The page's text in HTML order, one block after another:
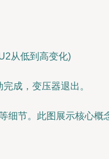
从低到高变化)
成，变压器退出。
细节。此图展示核心